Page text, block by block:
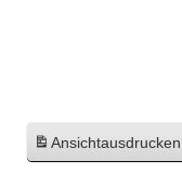
Ansichtausdrucken